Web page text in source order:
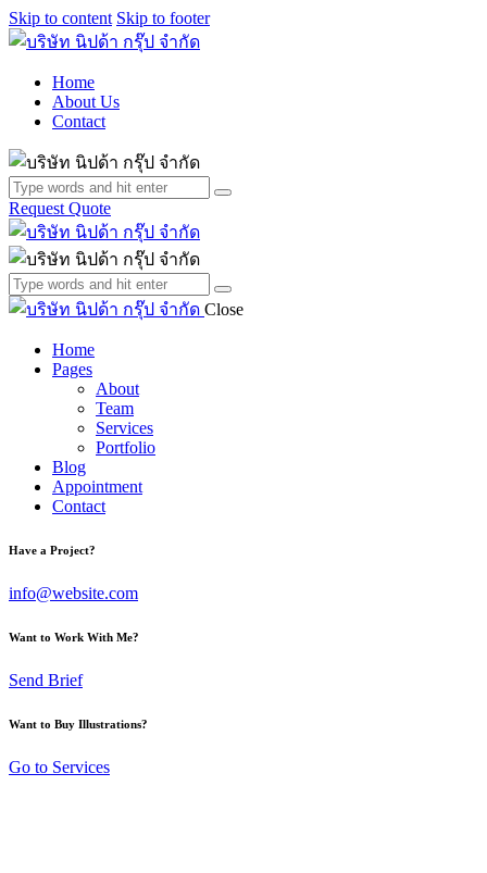
Skip to content Skip to footer
Home
About Us
Contact
Request Quote
Close
Home
Pages
About
Team
Services
Portfolio
Blog
Appointment
Contact
Have a Project?
info@website.com
Want to Work With Me?
Send Brief
Want to Buy Illustrations?
Go to Services